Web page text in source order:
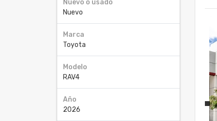
Nuevo o usado
Nuevo
Marca
Toyota
Modelo
RAV4
Año
2026